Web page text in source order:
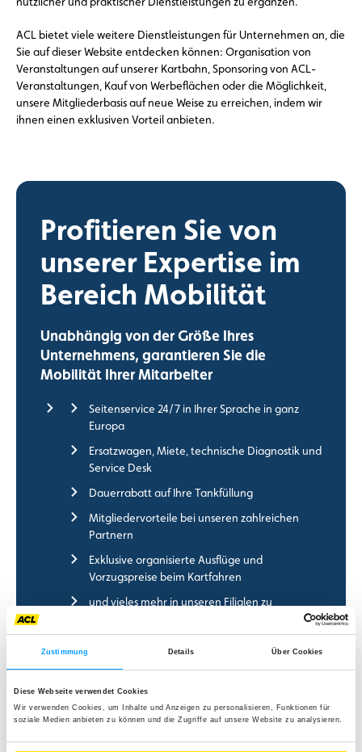
Zustimmung Details Über Cookies
Diese Webseite verwendet Cookies
Wir verwenden Cookies, um Inhalte und Anzeigen zu personalisieren, Funktionen für
soziale Medien anbieten zu können und die Zugriffe auf unsere Website zu analysieren.
ACL bietet viele weitere Dienstleistungen für Unternehmen an, die
Sie auf dieser Website entdecken können: Organisation von
Veranstaltungen auf unserer Kartbahn, Sponsoring von ACL-
Veranstaltungen, Kauf von Werbeflächen oder die Möglichkeit,
unsere Mitgliederbasis auf neue Weise zu erreichen, indem wir
ihnen einen exklusiven Vorteil anbieten.
Profitieren Sie von
unserer Expertise im
Bereich Mobilität
Unabhängig von der Größe Ihres
Unternehmens, garantieren Sie die
Mobilität Ihrer Mitarbeiter
Seitenservice 24/7 in Ihrer Sprache in ganz
Europa
Ersatzwagen, Miete, technische Diagnostik und
Service Desk
Dauerrabatt auf Ihre Tankfüllung
Mitgliedervorteile bei unseren zahlreichen
Partnern
Exklusive organisierte Ausflüge und
Vorzugspreise beim Kartfahren
und vieles mehr in unseren Filialen zu